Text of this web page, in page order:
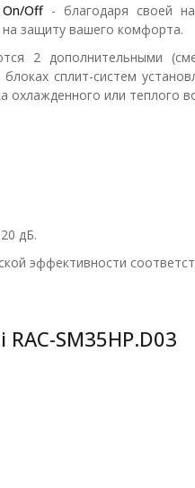
Off- благодаря своей
защиту вашего комфорта.
2
сплит-систем
или теплого
дБ.
эффективности
SM35HP.D03